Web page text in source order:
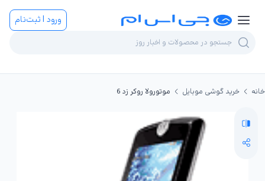
ورود | ثبت‌نام
خانه خرید گوشی موبایل موتورولا روکر زد 6